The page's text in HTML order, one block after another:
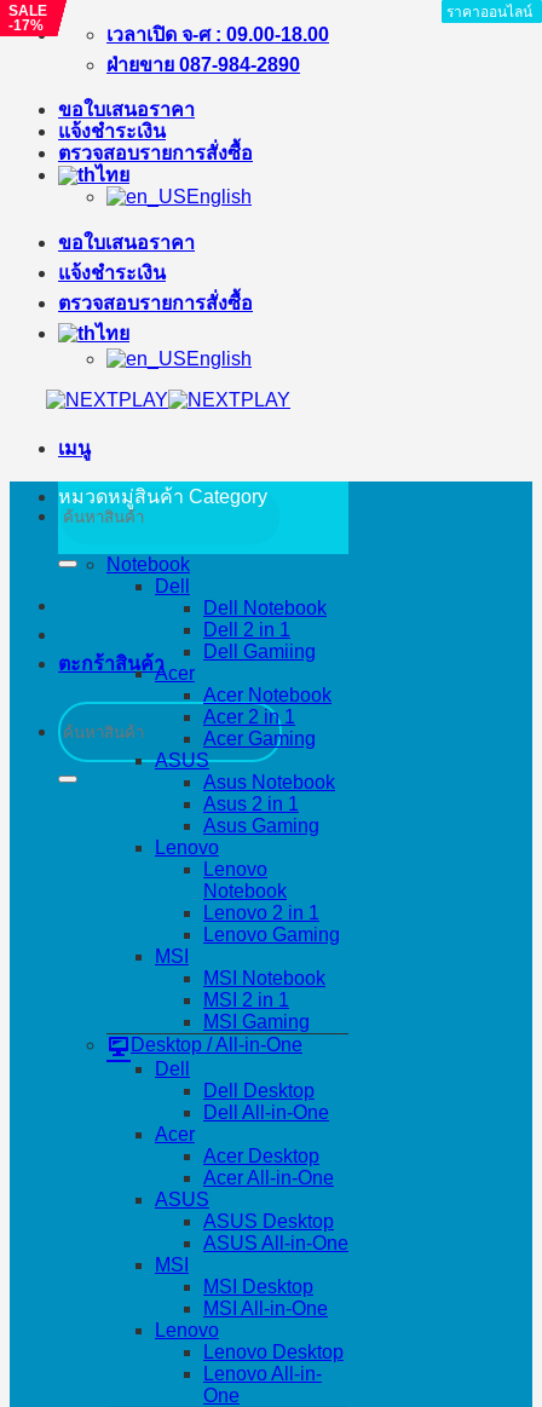
ข้าม
เนื้อหา
เวลาเปิด จ-ศ : 09.00-18.00
ฝ่ายขาย 087-984-2890
ขอใบเสนอราคา
แจ้งชำระเงิน
ตรวจสอบรายการสั่งซื้อ
ไทย
English
ขอใบเสนอราคา
แจ้งชำระเงิน
ตรวจสอบรายการสั่งซื้อ
ไทย
English
เมนู
ค้นหา:
ตะกร้าสินค้า
ค้นหา:
หมวดหมู่สินค้า Category
Notebook
Dell
Dell Notebook
Dell 2 in 1
Dell Gamiing
Acer
Acer Notebook
Acer 2 in 1
Acer Gaming
ASUS
Asus Notebook
Asus 2 in 1
Asus Gaming
Lenovo
Lenovo
Notebook
Lenovo 2 in 1
Lenovo Gaming
MSI
MSI Notebook
MSI 2 in 1
MSI Gaming
Desktop / All-in-One
Dell
Dell Desktop
Dell All-in-One
Acer
Acer Desktop
Acer All-in-One
ASUS
ASUS Desktop
ASUS All-in-One
MSI
MSI Desktop
MSI All-in-One
Lenovo
Lenovo Desktop
Lenovo All-in-
One
ราคาออนไลน์
SALE
-17%
ราคาออนไลน์
SALE
-21%
ราคาออนไลน์
SALE
-23%
ราคาออนไลน์
ราคาออนไลน์
SALE
-19%
ราคาออนไลน์
SALE
-21%
ราคาออนไลน์
SALE
-39%
ราคาออนไลน์
SALE
-18%
ราคาออนไลน์
SALE
-15%